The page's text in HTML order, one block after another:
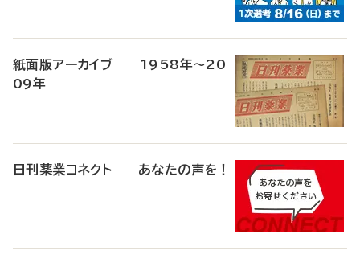
紙面版アーカイブ 1958年～20
09年
日刊薬業コネクト あなたの声を！